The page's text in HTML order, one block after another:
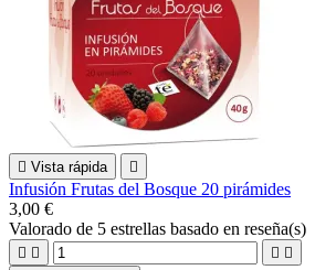
 Vista rápida 
Infusión Frutas del Bosque 20 pirámides
3,00 €
Valorado de 5 estrellas basado en reseña(s)
   